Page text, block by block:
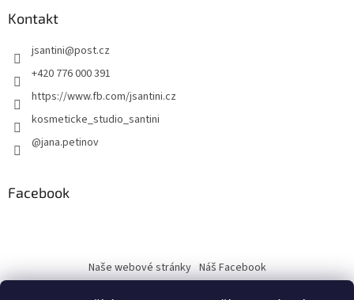
Kontakt
jsantini@post.cz
+420 776 000 391
https://www.fb.com/jsantini.cz
kosmeticke_studio_santini
@jana.petinov
Facebook
Naše webové stránky Náš Facebook